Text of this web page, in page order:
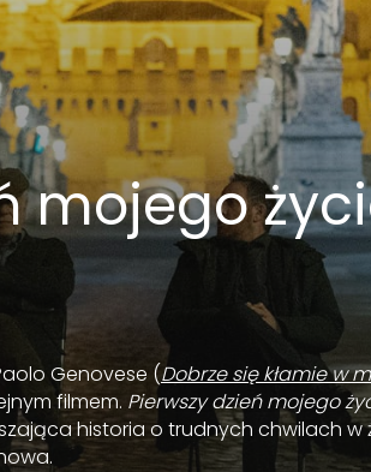
mojego
Genovese (Dobrze się kłamie w
filmem. Pierwszy dzień mojego
historia o trudnych chwilach w